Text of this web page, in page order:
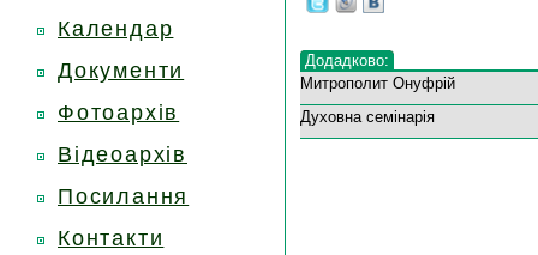
Календар
Документи
Фотоархів
Відеоархів
Посилання
Контакти
Додадково:
Митрополит Онуфрій
Духовна семінарія